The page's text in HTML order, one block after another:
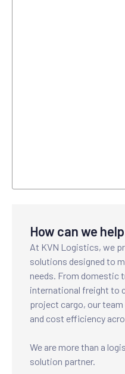
How can we
At KVN Logistics, we
solutions designed to
needs. From domestic
international freight to
project cargo, our
and cost efficiency
We are more than a
solution partner.